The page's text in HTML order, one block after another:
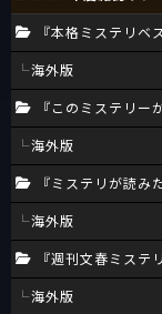
『本格ミステリベ
海外版
『このミステリー
海外版
『ミステリが読み
海外版
『週刊文春ミステ
海外版